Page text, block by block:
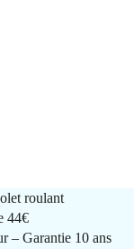
roulant
44€
– Garantie 10 ans